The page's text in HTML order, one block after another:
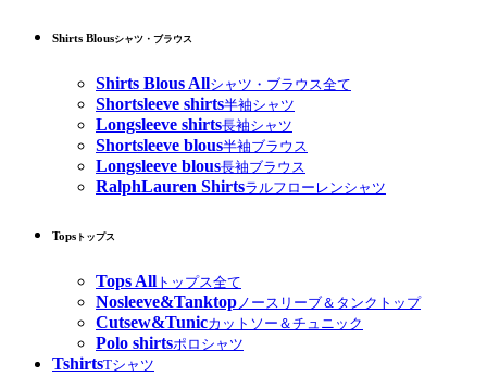
Shirts Blousシャツ・ブラウス
Shirts Blous Allシャツ・ブラウス全て
Shortsleeve shirts半袖シャツ
Longsleeve shirts長袖シャツ
Shortsleeve blous半袖ブラウス
Longsleeve blous長袖ブラウス
RalphLauren Shirtsラルフローレンシャツ
Tops トップス
Tops All トップス全て
Nosleeve&Tanktop ノースリーブ＆タンクトップ
Cutsew&Tunicカットソー＆チュニック
Polo shirtsポロシャツ
TshirtsTシャツ